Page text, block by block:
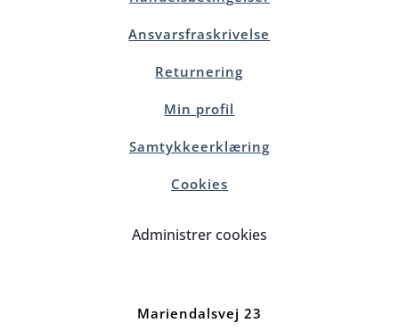
Ansvarsfraskrivelse
Returnering
Min profil
Samtykkeerklæring
Cookies
Administrer cookies
Mariendalsvej 23